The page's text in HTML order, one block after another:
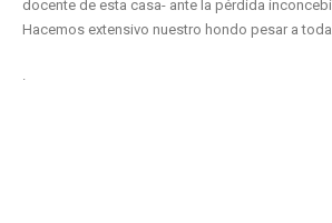
docente de esta casa- ante la pérdida
Hacemos extensivo nuestro hondo pesar a